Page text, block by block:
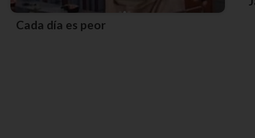
Cada día es peor